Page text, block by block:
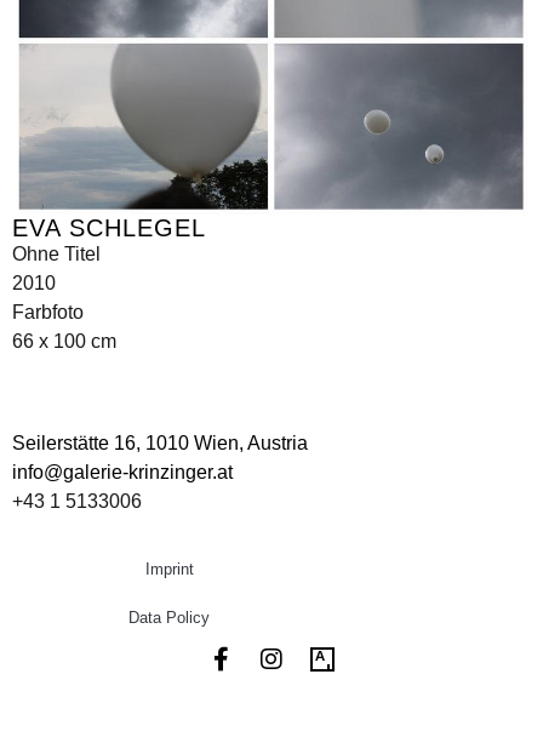
EVA SCHLEGEL
Ohne Titel
2010
Farbfoto
66 x 100 cm
Seilerstätte 16, 1010 Wien, Austria
info@galerie-krinzinger.at
+43 1 5133006
Imprint
Data Policy